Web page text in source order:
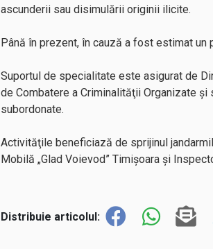
ascunderii sau disimulării originii ilicite.
Până în prezent, în cauză a fost estimat
Suportul de specialitate este asigurat de
de Combatere a Criminalităţii Organizate
subordonate.
Activităţile beneficiază de sprijinul
Mobilă „Glad Voievod” Timişoara şi
Distribuie articolul: